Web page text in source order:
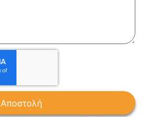
Αποστολή